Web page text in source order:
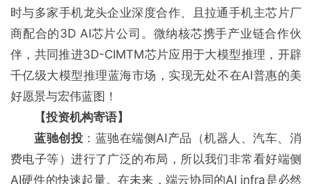
时与多家手机龙头企业深度合作、且拉通手机主芯片厂
商配合的3D AI芯片公司。微纳核芯携手产业链合作伙
伴，共同推进3D-CIMTM芯片应用于大模型推理，开辟
千亿级大模型推理蓝海市场，实现无处不在AI普惠的美
好愿景与宏伟蓝图！
【投资机构寄语】
蓝驰创投 ：蓝驰在端侧AI产品（机器人、汽车、消
费电子等）进行了广泛的布局，所以我们非常看好端侧
AI硬件的快速起量。在未来，端云协同的AI infra是必然